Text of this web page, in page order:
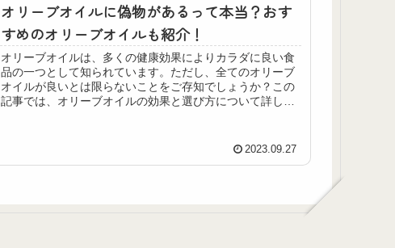
オリーブオイルに偽物があるって本当？おす
すめのオリーブオイルも紹介！
オリーブオイルは、多くの健康効果によりカラダに良い食
品の一つとして知られています。ただし、全てのオリーブ
オイルが良いとは限らないことをご存知でしょうか？この
記事では、オリーブオイルの効果と選び方について詳しく
2023.09.27